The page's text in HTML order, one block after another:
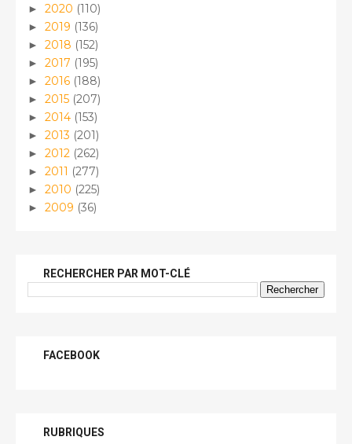
► 2020 (110)
► 2019 (136)
► 2018 (152)
► 2017 (195)
► 2016 (188)
► 2015 (207)
► 2014 (153)
► 2013 (201)
► 2012 (262)
► 2011 (277)
► 2010 (225)
► 2009 (36)
RECHERCHER PAR MOT-CLÉ
FACEBOOK
RUBRIQUES